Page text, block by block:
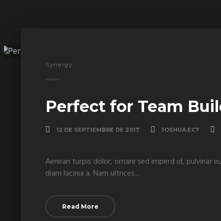
Synergy
Perfect for Team
12 DE SEPTIEMBRE DE 2017 JOSHUA.EC7
Aenean turpis dolor, ornare sed imperd id, pulvinar
diam lacinia a. Nam ultrices....
Read More